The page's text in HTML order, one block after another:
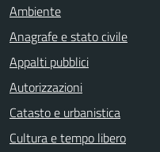
Ambiente
Anagrafe e stato civile
Appalti pubblici
Autorizzazioni
Catasto e urbanistica
Cultura e tempo libero